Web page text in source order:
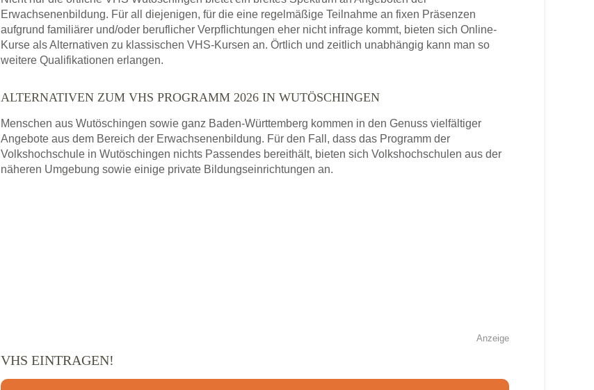
Erwachsenenbildung. Für all diejenigen, für die eine regelmäßige Teilnahme an fixen Präsenzen
aufgrund familiärer und/oder beruflicher Verpflichtungen eher nicht infrage kommt, bieten sich Online-
Kurse als Alternativen zu klassischen VHS-Kursen an. Örtlich und zeitlich unabhängig kann man so
weitere Qualifikationen erlangen.
ALTERNATIVEN ZUM VHS PROGRAMM 2026 IN WUTÖSCHINGEN
Menschen aus Wutöschingen sowie ganz Baden-Württemberg kommen in den Genuss vielfältiger
Angebote aus dem Bereich der Erwachsenenbildung. Für den Fall, dass das Programm der
Volkshochschule in Wutöschingen nichts Passendes bereithält, bieten sich Volkshochschulen aus der
näheren Umgebung sowie einige private Bildungseinrichtungen an.
Anzeige
VHS EINTRAGEN!